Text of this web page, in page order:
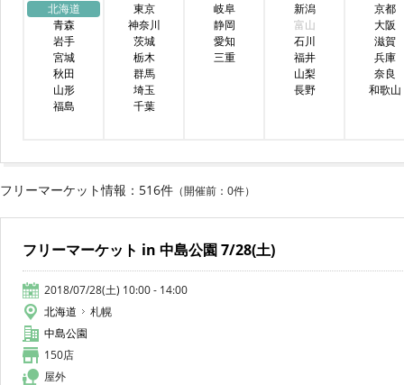
北海道
青森
岩手
宮城
秋田
山形
福島
東京
神奈川
茨城
栃木
群馬
埼玉
千葉
岐阜
静岡
愛知
三重
新潟
富山
石川
福井
山梨
長野
京都
大阪
滋賀
兵庫
奈良
和歌山
フリーマーケット情報：516件 （開催前：0件）
フリーマーケット in 中島公園 7/28(土)
2018/07/28(土) 10:00 - 14:00
北海道
札幌
中島公園
150店
屋外